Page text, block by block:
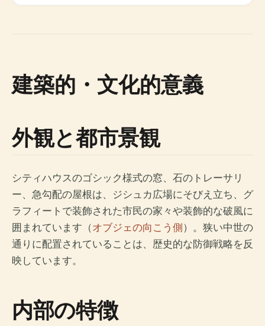
建築的・文化的意義
外観と都市景観
シティハウスのゴシック様式の窓、石のトレーサリ
ー、急勾配の屋根は、ジシュカ広場にそびえ立ち、グ
ラフィートで装飾された市民の家々や装飾的な破風に
囲まれています（オブジェの向こう側 ）。狭い中世の
通りに配置されていることは、歴史的な防御戦略を反
映しています。
内部の特徴